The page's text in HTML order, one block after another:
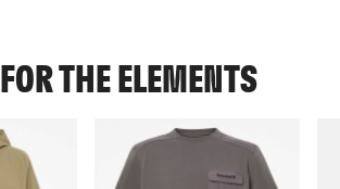
THE ELEMENTS